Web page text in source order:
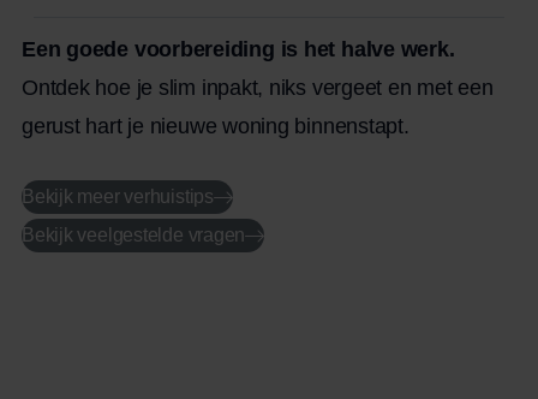
te gebruiken en te kiezen voor energiezuinig
transport, zoals elektrische verhuiswagens. Ook
na de verhuizing speelt duurzaamheid een rol,
bijvoorbeeld bij het inrichten van de […]
Een goede voorbereiding is het halve werk.
Ontdek hoe je slim inpakt, niks vergeet en met een
gerust hart je nieuwe woning binnenstapt.
Bekijk meer verhuistips
Bekijk veelgestelde vragen